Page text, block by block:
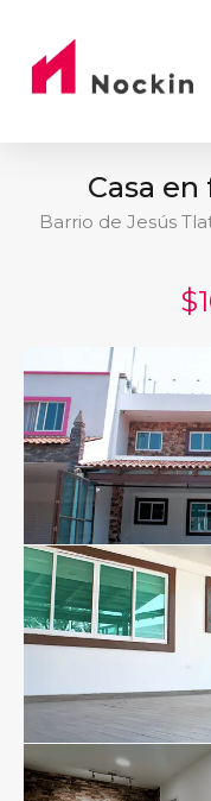
Casa
Barrio de Jesús